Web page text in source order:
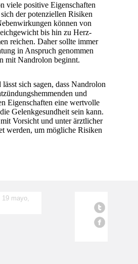
viele positive Eigenschaften
der potenziellen Risiken
können von
bis hin zu Herz-
reichen. Daher sollte immer
in Anspruch genommen
mit Nandrolon beginnt.
lässt sich sagen, dass Nandrolon
und
Eigenschaften eine wertvolle
Gelenkgesundheit sein kann.
Vorsicht und unter ärztlicher
werden, um mögliche Risiken
mayo,